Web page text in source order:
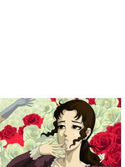
き明かしていく、硬派で骨太な評論連載
た日本語
」「ラスボス」… ゲームにまつわる言葉
遷を、コンピューター文化史研究家・タ
調査。